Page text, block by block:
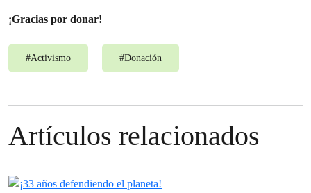
¡Gracias por donar!
#Activismo #Donación
Artículos relacionados